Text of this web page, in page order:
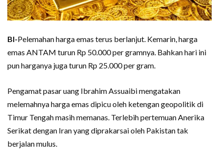
BI-Pelemahan harga emas terus berlanjut. Kemarin, harga
emas ANTAM turun Rp 50.000 per gramnya. Bahkan hari ini
pun harganya juga turun Rp 25.000 per gram.
Pengamat pasar uang Ibrahim Assuaibi mengatakan
melemahnya harga emas dipicu oleh ketengan geopolitik di
Timur Tengah masih memanas. Terlebih pertemuan Anerika
Serikat dengan Iran yang diprakarsai oleh Pakistan tak
berjalan mulus.